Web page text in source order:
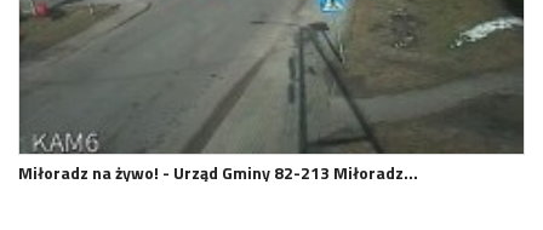
Miłoradz na żywo! - Urząd Gminy 82-213 Miłoradz…